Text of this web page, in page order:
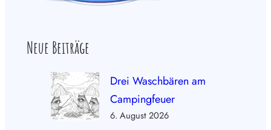
Neue Beiträge
Drei Waschbären am
Campingfeuer
6. August 2026